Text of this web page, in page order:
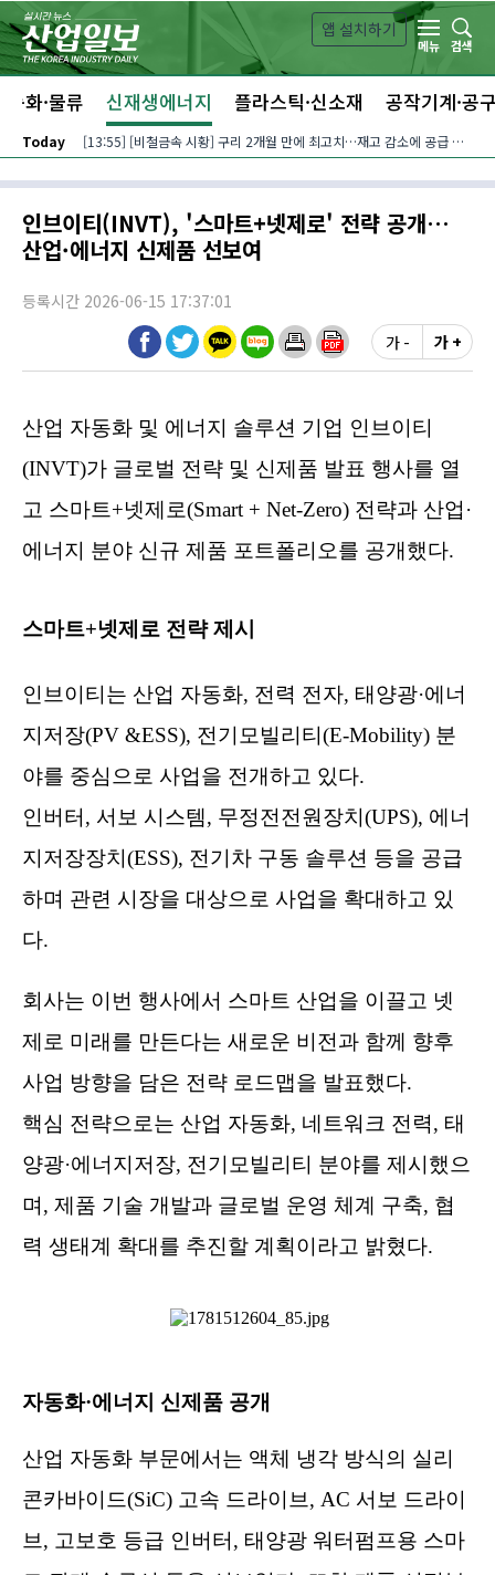
본문 바로가기
앱 설치하기
메뉴
검색
동화·물류 신재생에너지 플라스틱·신소재 공작기계·공
Today [13:55] [비철금속 시황] 구리 2개월 만에 최고치…재고 감소에 공급 부족 우려 확대
인브이티(INVT), '스마트+넷제로' 전략 공개…
산업·에너지 신제품 선보여
등록시간 2026-06-15 17:37:01
가 -
가 +